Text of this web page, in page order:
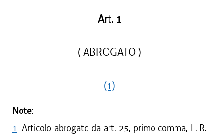
Art. 1
( ABROGATO )
(1)
Note:
1 Articolo abrogato da art. 25, primo comma, L. R.